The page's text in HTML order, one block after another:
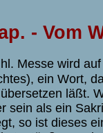
- Vom
Messe wird
ein Wort,
läßt.
sein als ein
so ist dieses